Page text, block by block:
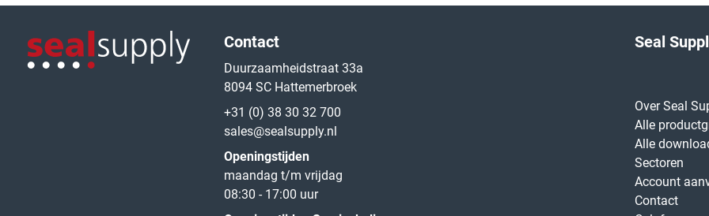
Contact
Duurzaamheidstraat 33a
8094 SC Hattemerbroek
+31 (0) 38 30 32 700
sales@sealsupply.nl
Openingstijden
maandag t/m vrijdag
08:30 - 17:00 uur
Seal
Over Seal
Alle
Alle
Sectoren
Account
Contact
Logo van de website